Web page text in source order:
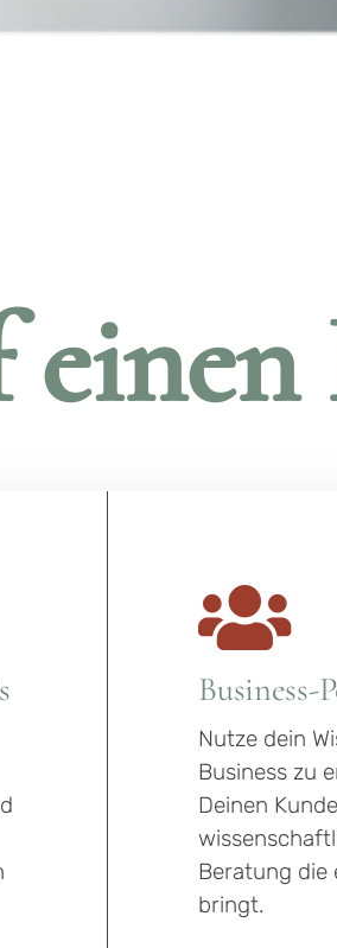
Business-
Nutze dein
Business zu
Deinen
Beratung die
bringt.